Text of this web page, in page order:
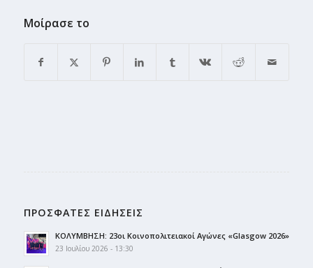
Μοίρασε το
ΠΡΟΣΦΑΤΕΣ ΕΙΔΗΣΕΙΣ
ΚΟΛΥΜΒΗΣΗ: 23οι Κοινοπολιτειακοί Αγώνες «Glasgow 2026»
23 Ιουλίου 2026 - 13:30